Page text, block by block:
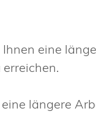
eine
längere